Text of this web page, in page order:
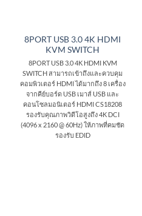
8PORT USB 3.0 4K HDMI
KVM SWITCH
8PORT USB 3.0 4K HDMI KVM
SWITCH สามารถเข้าถึงและควบคุม
คอมพิวเตอร์ HDMI ได้มากถึง 8 เครื่อง
จากคีย์บอร์ด USB เมาส์ USB และ
คอนโซลมอนิเตอร์ HDMI CS18208
รองรับคุณภาพวิดีโอสูงถึง 4K DCI
(4096 x 2160 @ 60Hz) ให้ภาพที่คมชัด
รองรับ EDID